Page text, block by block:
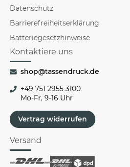
Datenschutz
Barrierefreiheitserklärung
Batteriegesetzhinweise
Kontaktiere uns
shop@tassendruck.de
+49 751 2955 3100
Mo-Fr, 9-16 Uhr
Vertrag widerrufen
Versand